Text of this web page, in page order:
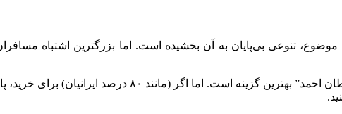
تنوعی بی‌پایان به آن بخشیده است. اما بزرگترین اشتباه
اگر عاشق تاریخ، معماری و بافت سنتی هستید، منطقه “فاتیح”